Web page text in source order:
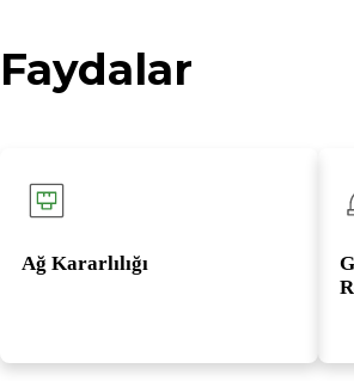
Faydalar
Ağ Kararlılığı